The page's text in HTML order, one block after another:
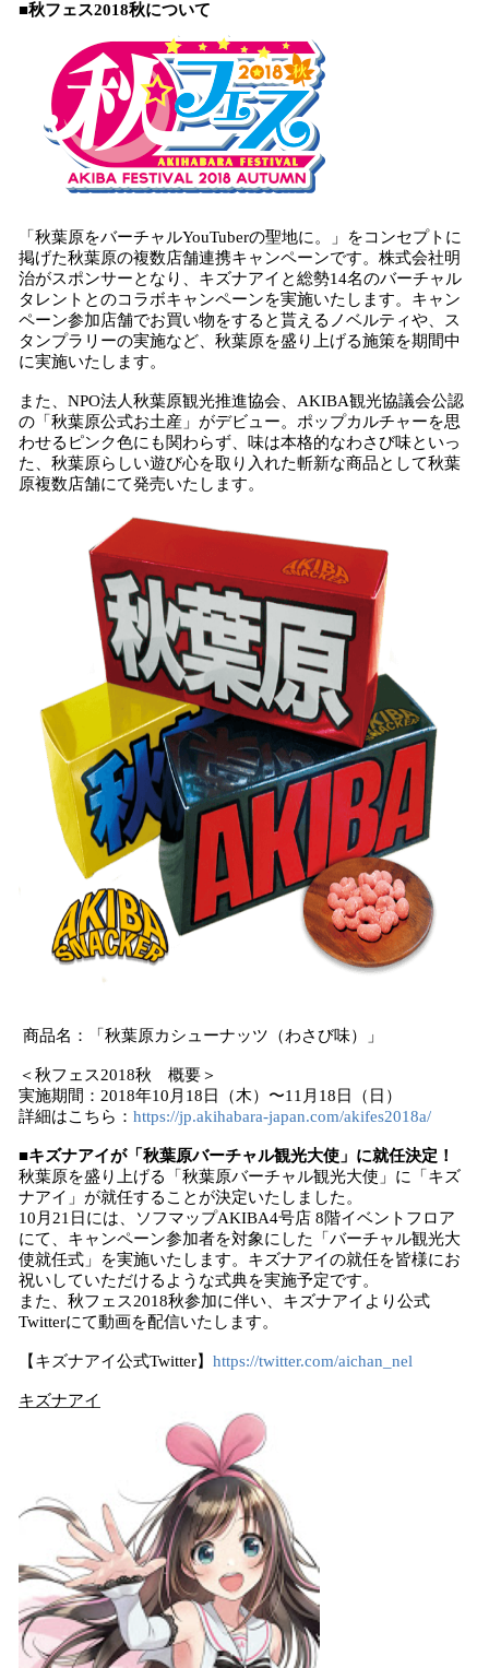
■秋フェス2018秋について
「秋葉原をバーチャルYouTuberの聖地に。」をコンセプトに
掲げた秋葉原の複数店舗連携キャンペーンです。株式会社明
治がスポンサーとなり、キズナアイと総勢14名のバーチャル
タレントとのコラボキャンペーンを実施いたします。キャン
ペーン参加店舗でお買い物をすると貰えるノベルティや、ス
タンプラリーの実施など、秋葉原を盛り上げる施策を期間中
に実施いたします。
また、NPO法人秋葉原観光推進協会、AKIBA観光協議会公認
の「秋葉原公式お土産」がデビュー。ポップカルチャーを思
わせるピンク色にも関わらず、味は本格的なわさび味といっ
た、秋葉原らしい遊び心を取り入れた斬新な商品として秋葉
原複数店舗にて発売いたします。
商品名：「秋葉原カシューナッツ（わさび味）」
＜秋フェス2018秋 概要＞
実施期間：2018年10月18日（木）〜11月18日（日）
詳細はこちら： https://jp.akihabara-japan.com/akifes2018a/
■キズナアイが「秋葉原バーチャル観光大使」に就任決定！
秋葉原を盛り上げる「秋葉原バーチャル観光大使」に「キズ
ナアイ」が就任することが決定いたしました。
10月21日には、ソフマップAKIBA4号店 8階イベントフロア
にて、キャンペーン参加者を対象にした「バーチャル観光大
使就任式」を実施いたします。キズナアイの就任を皆様にお
祝いしていただけるような式典を実施予定です。
また、秋フェス2018秋参加に伴い、キズナアイより公式
Twitterにて動画を配信いたします。
【キズナアイ公式Twitter】 https://twitter.com/aichan_nel
キズナアイ